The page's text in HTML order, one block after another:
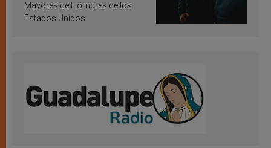
Mayores de Hombres de los
Estados Unidos